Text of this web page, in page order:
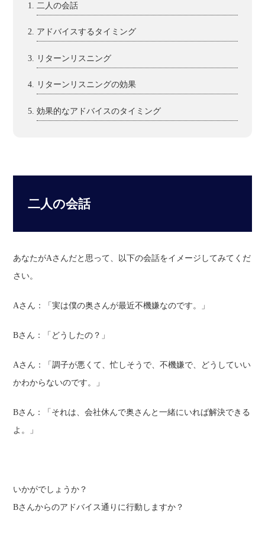
二人の会話
アドバイスするタイミング
リターンリスニング
リターンリスニングの効果
効果的なアドバイスのタイミング
二人の会話
あなたがAさんだと思って、以下の会話をイメージしてみてくだ
さい。
Aさん：「実は僕の奥さんが最近不機嫌なのです。」
Bさん：「どうしたの？」
Aさん：「調子が悪くて、忙しそうで、不機嫌で、どうしていい
かわからないのです。」
Bさん：「それは、 会社休んで奥さんと一緒にいれば解決できる
よ。」
いかがでしょうか？
Bさんからのアドバイス通りに行動しますか？